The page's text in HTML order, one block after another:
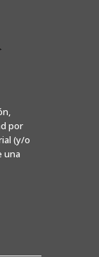
por
(y/o
una